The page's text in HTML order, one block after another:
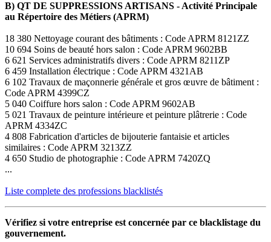
B) QT DE SUPPRESSIONS ARTISANS - Activité Principale
au Répertoire des Métiers (APRM)
18 380 Nettoyage courant des bâtiments : Code APRM 8121ZZ
10 694 Soins de beauté hors salon : Code APRM 9602BB
6 621 Services administratifs divers : Code APRM 8211ZP
6 459 Installation électrique : Code APRM 4321AB
6 102 Travaux de maçonnerie générale et gros œuvre de bâtiment :
Code APRM 4399CZ
5 040 Coiffure hors salon : Code APRM 9602AB
5 021 Travaux de peinture intérieure et peinture plâtrerie : Code
APRM 4334ZC
4 808 Fabrication d'articles de bijouterie fantaisie et articles
similaires : Code APRM 3213ZZ
4 650 Studio de photographie : Code APRM 7420ZQ
...
Liste complete des professions blacklistés
Vérifiez si votre entreprise est concernée par ce blacklistage du
gouvernement.